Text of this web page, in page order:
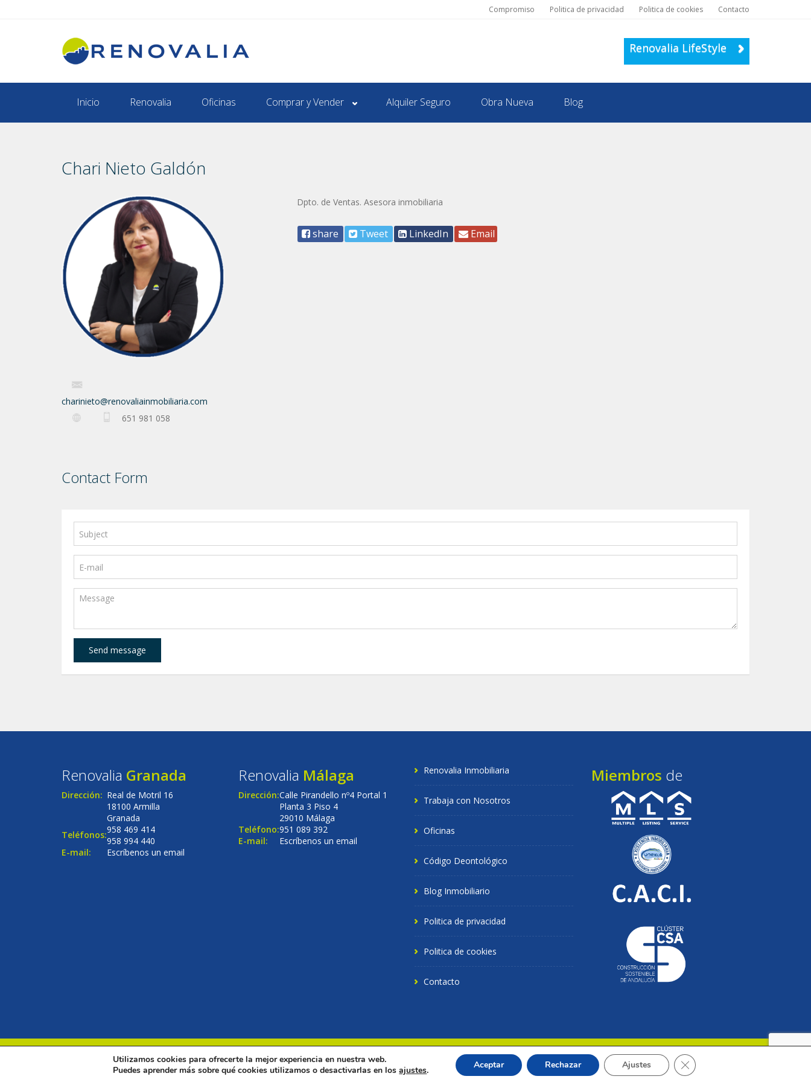
Compromiso Politica de privacidad Politica de cookies Contacto
Renovalia LifeStyle
Inicio Renovalia Oficinas Comprar y Vender Alquiler Seguro Obra Nueva Blog
Chari Nieto Galdón
charinieto@renovaliainmobiliaria.com
651 981 058
Dpto. de Ventas. Asesora inmobiliaria
share Tweet LinkedIn Email
Contact Form
Send message
Renovalia Granada
Dirección: Real de Motril 16
18100 Armilla
Granada
Teléfonos:958 469 414
958 994 440
E-mail:
Escríbenos un email
Renovalia Málaga
Dirección:Calle Pirandello nº4 Portal 1
Planta 3 Piso 4
29010 Málaga
Teléfono:951 089 392
E-mail:
Escríbenos un email
Renovalia Inmobiliaria
Trabaja con Nosotros
Oficinas
Código Deontológico
Blog Inmobiliario
Politica de privacidad
Politica de cookies
Contacto
Miembros de
© Copyright 2016Renovalia Inmobiliaria . Todos los derechos reservados.
Utilizamos cookies para ofrecerte la mejor experiencia en nuestra web.
Puedes aprender más sobre qué cookies utilizamos o desactivarlas en losajustes. Aceptar Rechazar Ajustes Cerrar el banner de cookies